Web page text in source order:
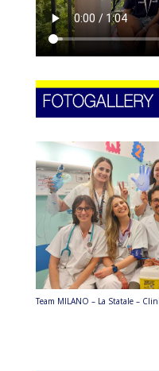
Team MILANO – La Statale –